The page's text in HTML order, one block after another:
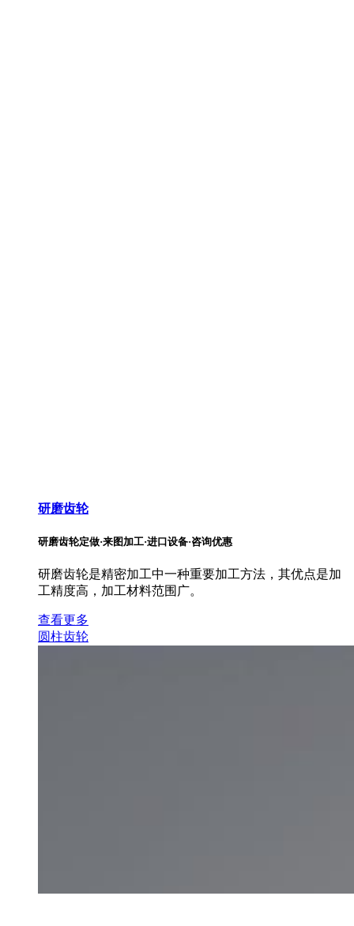
研磨齿轮
研磨齿轮定做·来图加工·进口设备·咨询优惠
研磨齿轮是精密加工中一种重要加工方法，其优点是加
工精度高，加工材料范围广。
查看更多
圆柱齿轮